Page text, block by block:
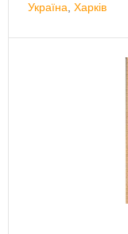
Україна Харків